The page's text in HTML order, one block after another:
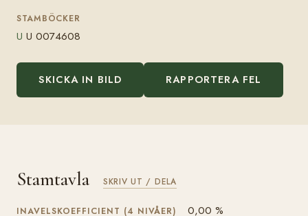
STAMBÖCKER
U U 0074608
SKICKA IN BILD RAPPORTERA FEL
Stamtavla SKRIV UT / DELA
INAVELSKOEFFICIENT (4 NIVÅER) 0,00 %